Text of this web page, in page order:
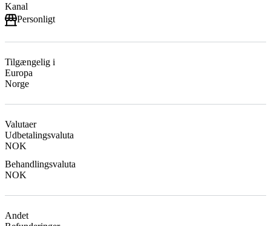
Kanal
Personligt
Tilgængelig i
Europa
Norge
Valutaer
Udbetalingsvaluta
NOK
Behandlingsvaluta
NOK
Andet